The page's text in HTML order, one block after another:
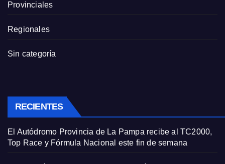
Provinciales
Regionales
Sin categoría
RECIENTES
El Autódromo Provincia de La Pampa recibe al TC2000,
Top Race y Fórmula Nacional este fin de semana